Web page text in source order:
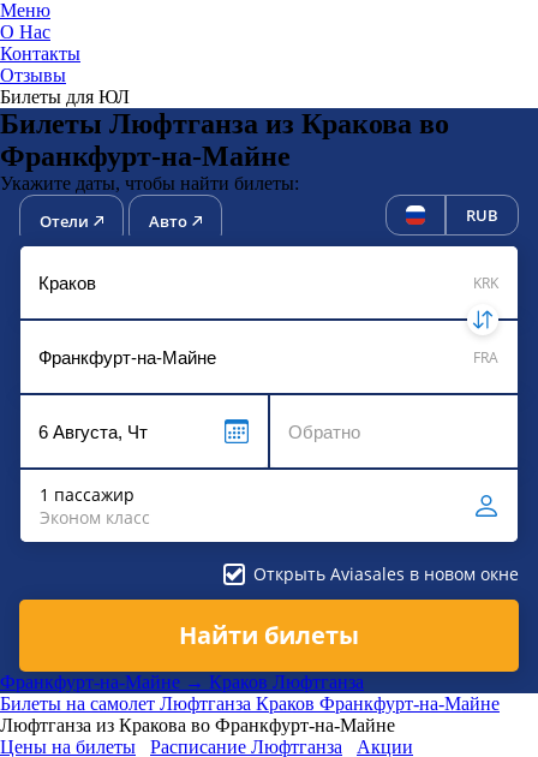
Меню
О Нас
Контакты
Отзывы
Билеты для ЮЛ
Билеты Люфтганза из Кракова во
Франкфурт-на-Майне
Укажите даты, чтобы найти билеты:
Отели Авто RUB
KRK
FRA
1 пассажир
Эконом класс
Открыть Aviasales в новом окне
Найти билеты
Франкфурт-на-Майне → Краков Люфтганза
Билеты на самолет Люфтганза Краков Франкфурт-на-Майне
Люфтганза из Кракова во Франкфурт-на-Майне
Цены на билеты
Расписание Люфтганза Акции